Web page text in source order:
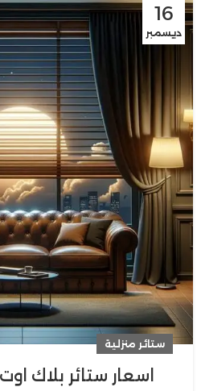
16
ديسمبر
ستائر منزلية
اسعار ستائر بلاك